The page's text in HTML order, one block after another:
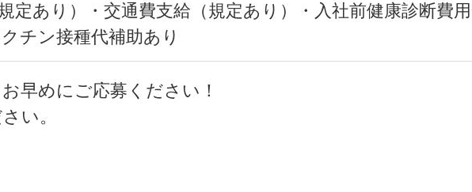
定あり）・交通費支給（規定あり）・入社前健康診断費
チン接種代補助あり
早めにご応募ください！
い。